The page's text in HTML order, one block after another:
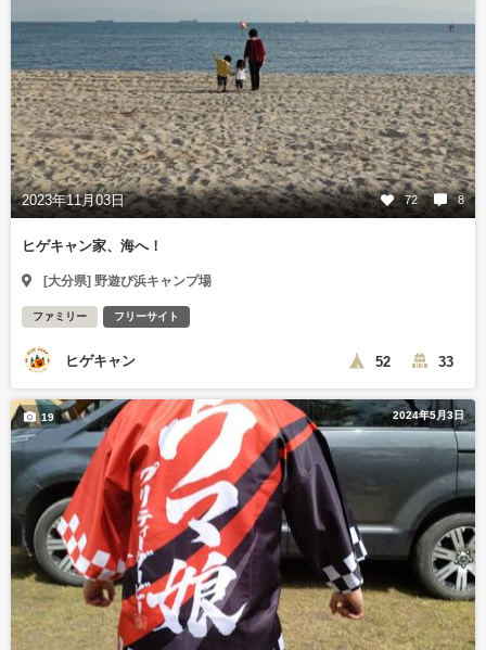
2023年11月03日 72 8
ヒゲキャン家、海へ！
[大分県] 野遊び浜キャンプ場
ファミリー フリーサイト
ヒゲキャン 52 33
2024年5月3日
19